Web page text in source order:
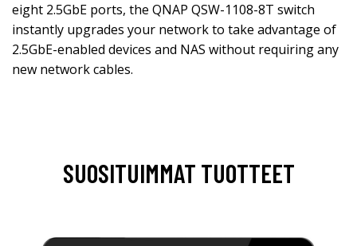
eight 2.5GbE ports, the QNAP QSW-1108-8T switch
instantly upgrades your network to take advantage of
2.5GbE-enabled devices and NAS without requiring any
new network cables.
SUOSITUIMMAT TUOTTEET